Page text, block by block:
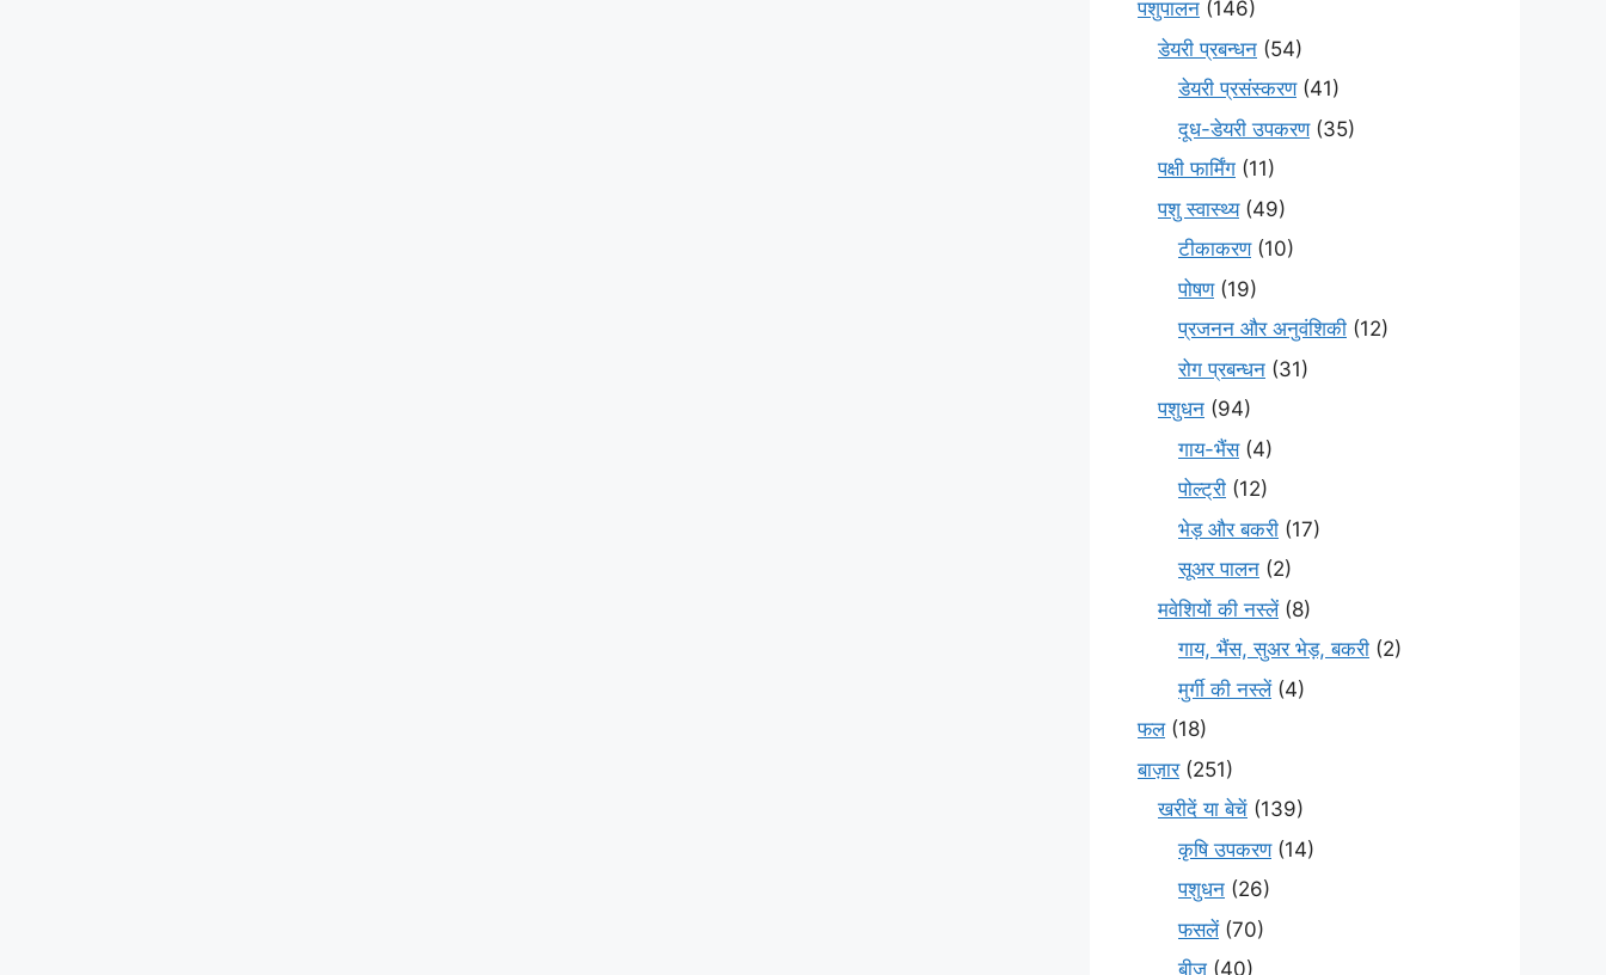
पशुपालन (146)
डेयरी प्रबन्धन (54)
डेयरी प्रसंस्करण(41)
दूध-डेयरी उपकरण(35)
पक्षी फार्मिंग (11)
पशु स्वास्थ्य(49)
टीकाकरण(10)
पोषण(19)
प्रजनन और अनुवंशिकी (12)
रोग प्रबन्धन (31)
पशुधन (94)
गाय-भैंस(4)
पोल्ट्री (12)
भेड़ और बकरी (17)
सूअर पालन (2)
मवेशियों की नस्लें(8)
गाय, भैंस, सुअर भेड़, बकरी (2)
मुर्गी की नस्लें(4)
फल(18)
बाज़ार(251)
खरीदें या बेचें (139)
कृषि उपकरण(14)
पशुधन (26)
फसलें(70)
बीज (40)